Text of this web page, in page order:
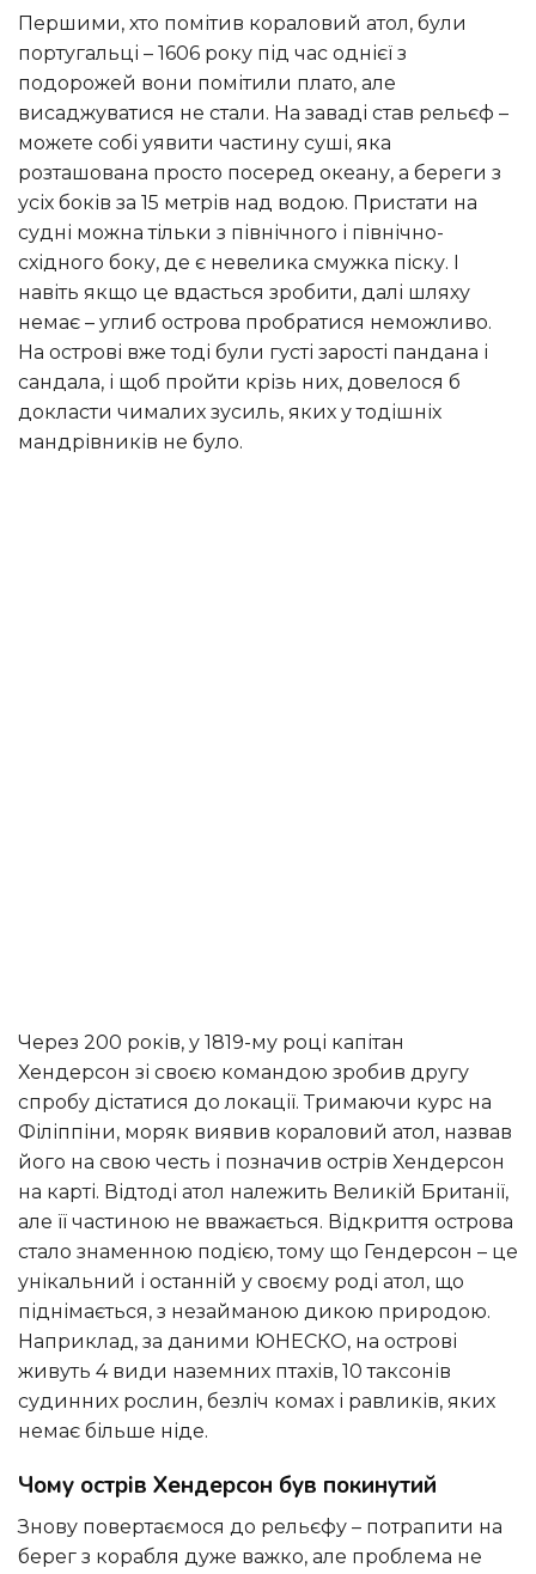
Першими, хто помітив кораловий атол, були
португальці – 1606 року під час однієї з
подорожей вони помітили плато, але
висаджуватися не стали. На заваді став рельєф –
можете собі уявити частину суші, яка
розташована просто посеред океану, а береги з
усіх боків за 15 метрів над водою. Пристати на
судні можна тільки з північного і північно-
східного боку, де є невелика смужка піску. І
навіть якщо це вдасться зробити, далі шляху
немає – углиб острова пробратися неможливо.
На острові вже тоді були густі зарості пандана і
сандала, і щоб пройти крізь них, довелося б
докласти чималих зусиль, яких у тодішніх
мандрівників не було.
Через 200 років, у 1819-му році капітан
Хендерсон зі своєю командою зробив другу
спробу дістатися до локації. Тримаючи курс на
Філіппіни, моряк виявив кораловий атол, назвав
його на свою честь і позначив острів Хендерсон
на карті. Відтоді атол належить Великій Британії,
але її частиною не вважається. Відкриття острова
стало знаменною подією, тому що Гендерсон – це
унікальний і останній у своєму роді атол, що
піднімається, з незайманою дикою природою.
Наприклад, за даними ЮНЕСКО, на острові
живуть 4 види наземних птахів, 10 таксонів
судинних рослин, безліч комах і равликів, яких
немає більше ніде.
Чому острів Хендерсон був покинутий
Знову повертаємося до рельєфу – потрапити на
берег з корабля дуже важко, але проблема не